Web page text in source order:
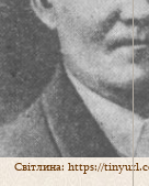
Світлина:https://